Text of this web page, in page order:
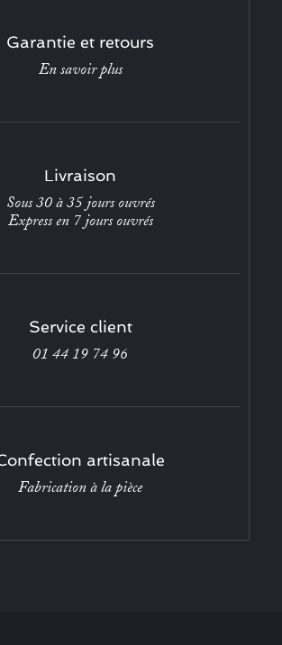
Garantie et retours
En savoir plus
Livraison
Sous 30 à 35 jours ouvrés
Express en 7 jours ouvrés
Service client
01 44 19 74 96
artisanale
Fabrication à la pièce